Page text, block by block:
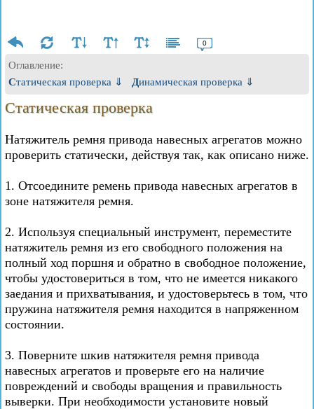
0
Оглавление:
Статическая проверка ⇓
Динамическая проверка ⇓
Статическая проверка
Натяжитель ремня привода навесных агрегатов можно
проверить статически, действуя так, как описано ниже.
1. Отсоедините ремень привода навесных агрегатов в
зоне натяжителя ремня.
2. Используя специальный инструмент, переместите
натяжитель ремня из его свободного положения на
полный ход поршня и обратно в свободное положение,
чтобы удостовериться в том, что не имеется никакого
заедания и прихватывания, и удостоверьтесь в том, что
пружина натяжителя ремня находится в напряженном
состоянии.
3. Поверните шкив натяжителя ремня привода
навесных агрегатов и проверьте его на наличие
повреждений и свободы вращения и правильность
выверки. При необходимости установите новый